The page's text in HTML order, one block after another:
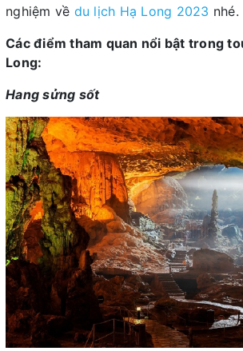
nghiệm về du lịch Hạ Long 2023 nhé.
Các điểm tham quan nổi bật trong
Long:
Hang sửng sốt